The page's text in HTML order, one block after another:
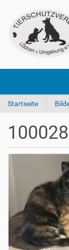
Startseite